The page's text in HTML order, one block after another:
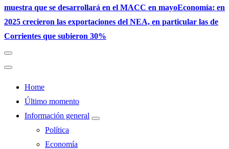
muestra que se desarrollará en el MACC en mayoEconomía: en
2025 crecieron las exportaciones del NEA, en particular las de
Corrientes que subieron 30%
Home
Último momento
Información general
Política
Economía